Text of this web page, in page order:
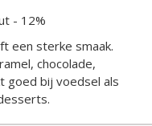
- 12%
een sterke smaak.
chocolade,
goed bij voedsel als